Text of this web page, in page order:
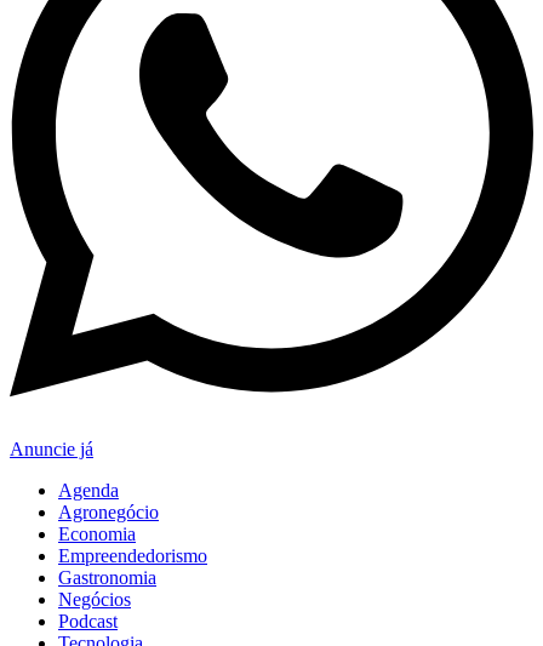
Anuncie já
Agenda
Agronegócio
Economia
Empreendedorismo
Gastronomia
Negócios
Podcast